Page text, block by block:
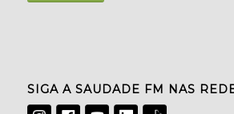
SIGA A SAUDADE FM NAS